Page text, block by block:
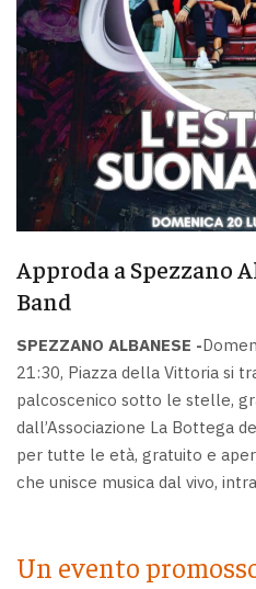
Approda a Spezzano
Band
SPEZZANO ALBANESE -
21:30, Piazza della Vittoria si
palcoscenico sotto le stelle,
dall’Associazione La Bottega
per tutte le età, gratuito e
che unisce musica dal vivo,
Un evento